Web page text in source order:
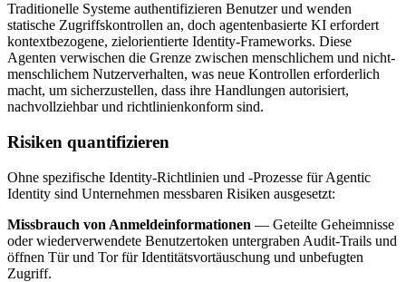
Traditionelle Systeme authentifizieren Benutzer und wenden
statische Zugriffskontrollen an, doch agentenbasierte KI erfordert
kontextbezogene, zielorientierte Identity-Frameworks. Diese
Agenten verwischen die Grenze zwischen menschlichem und nicht-
menschlichem Nutzerverhalten, was neue Kontrollen erforderlich
macht, um sicherzustellen, dass ihre Handlungen autorisiert,
nachvollziehbar und richtlinienkonform sind.
Risiken quantifizieren
Ohne spezifische Identity-Richtlinien und -Prozesse für Agentic
Identity sind Unternehmen messbaren Risiken ausgesetzt:
Missbrauch von Anmeldeinformationen — Geteilte Geheimnisse
oder wiederverwendete Benutzertoken untergraben Audit-Trails und
öffnen Tür und Tor für Identitätsvortäuschung und unbefugten
Zugriff.